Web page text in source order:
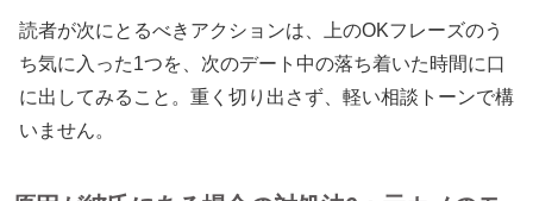
読者が次にとるべきアクションは、上のOKフレーズのう
ち気に入った1つを、次のデート中の落ち着いた時間に口
に出してみること。重く切り出さず、軽い相談トーンで構
いません。